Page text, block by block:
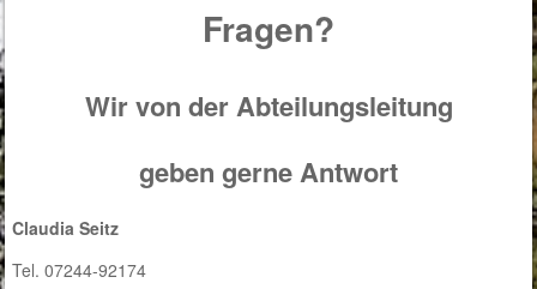
Fragen?
Wir von der Abteilungsleitung
geben gerne Antwort
Claudia Seitz
Tel. 07244-92174